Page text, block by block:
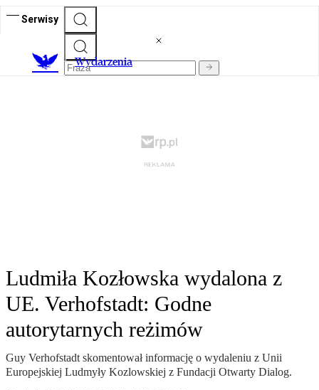
Serwisy
Wydarzenia
Ludmiła Kozłowska wydalona z
UE. Verhofstadt: Godne
autorytarnych reżimów
Guy Verhofstadt skomentował informację o wydaleniu z Unii
Europejskiej Ludmyły Kozlowskiej z Fundacji Otwarty Dialog.